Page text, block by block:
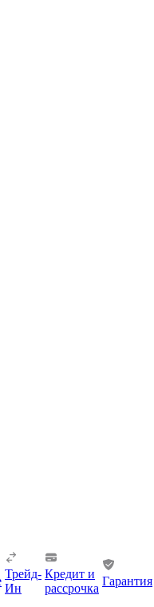
Трейд-
Ин
Кредит и
рассрочка
Гарантия